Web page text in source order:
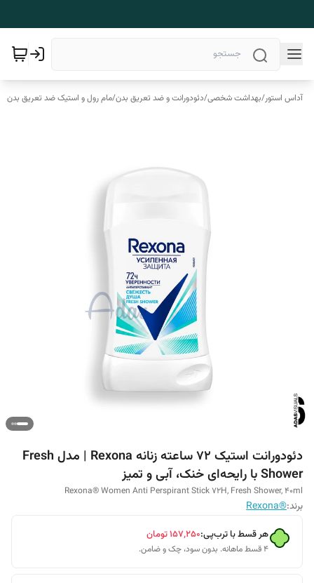
آداس استور/بهداشت شخصی/دئودورانت و ضد تعریق بدن/مام رول و استیک ضد تعریق بدن
دئودورانت استیک 72 ساعته زنانه Rexona | مدل Fresh
Shower با رایحه‌ای خنک، آبی و تمیز
Rexona® Women Anti Perspirant Stick 72H, Fresh Shower, 40ml
برند:®Rexona
هر قسط با ترب‌پی:۱۵۷٬۲۵۰تومان
۴ قسط ماهانه. بدون سود، چک و ضامن.